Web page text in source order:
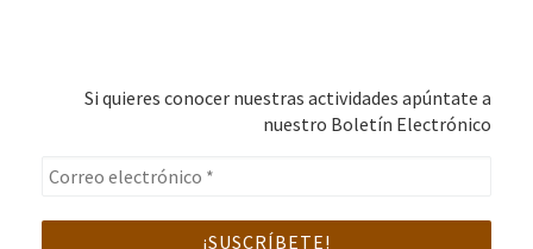
Si quieres conocer nuestras actividades apúntate a
nuestro Boletín Electrónico